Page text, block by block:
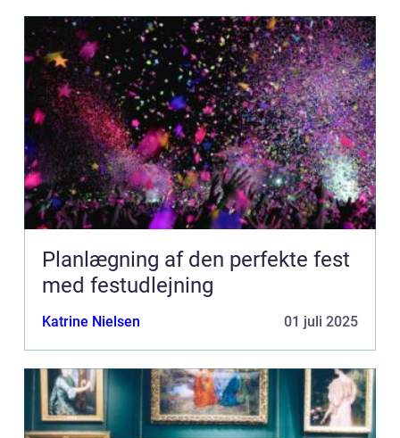
Planlægning af den perfekte fest
med festudlejning
Katrine Nielsen 01 juli 2025